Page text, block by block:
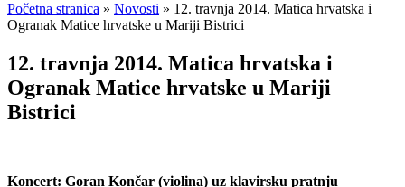
Početna stranica » Novosti » 12. travnja 2014. Matica hrvatska i
Ogranak Matice hrvatske u Mariji Bistrici
12. travnja 2014. Matica hrvatska i
Ogranak Matice hrvatske u Mariji
Bistrici
Koncert: Goran Končar (violina) uz klavirsku pratnju